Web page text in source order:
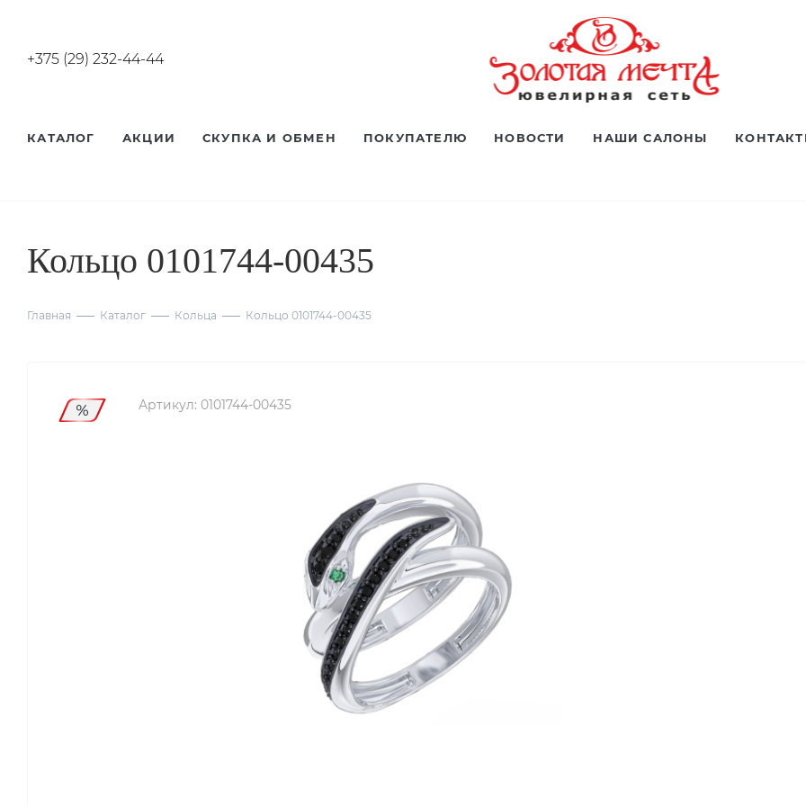
+375 (29) 232-44-44
КАТАЛОГ АКЦИИ СКУПКА И ОБМЕН ПОКУПАТЕЛЮ НОВОСТИ НАШИ САЛОНЫ
Кольцо 0101744-00435
Главная Каталог Кольца Кольцо 0101744-00435
Артикул: 0101744-00435